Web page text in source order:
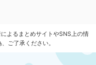
よるまとめサイトやSNS上の情
ご了承ください。